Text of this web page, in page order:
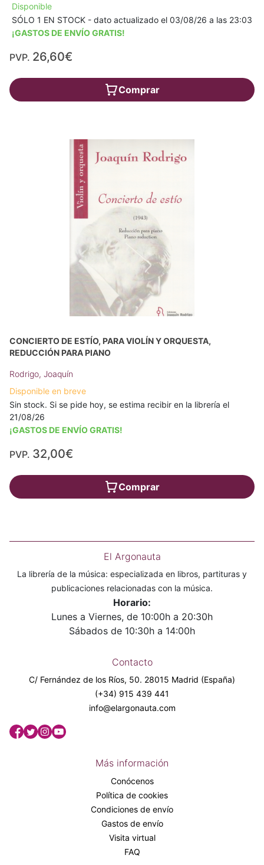
Disponible
SÓLO 1 EN STOCK - dato actualizado el 03/08/26 a las 23:03
¡GASTOS DE ENVÍO GRATIS!
PVP. 26,60€
Comprar
CONCIERTO DE ESTÍO, PARA VIOLÍN Y ORQUESTA,
REDUCCIÓN PARA PIANO
Rodrigo, Joaquín
Disponible en breve
Sin stock. Si se pide hoy, se estima recibir en la librería el
21/08/26
¡GASTOS DE ENVÍO GRATIS!
PVP. 32,00€
Comprar
El Argonauta
La librería de la música: especializada en libros, partituras y
publicaciones relacionadas con la música.
Horario:
Lunes a Viernes, de 10:00h a 20:30h
Sábados de 10:30h a 14:00h
Contacto
C/ Fernández de los Ríos, 50. 28015 Madrid (España)
(+34) 915 439 441
info@elargonauta.com
Más información
Conócenos
Política de cookies
Condiciones de envío
Gastos de envío
Visita virtual
FAQ